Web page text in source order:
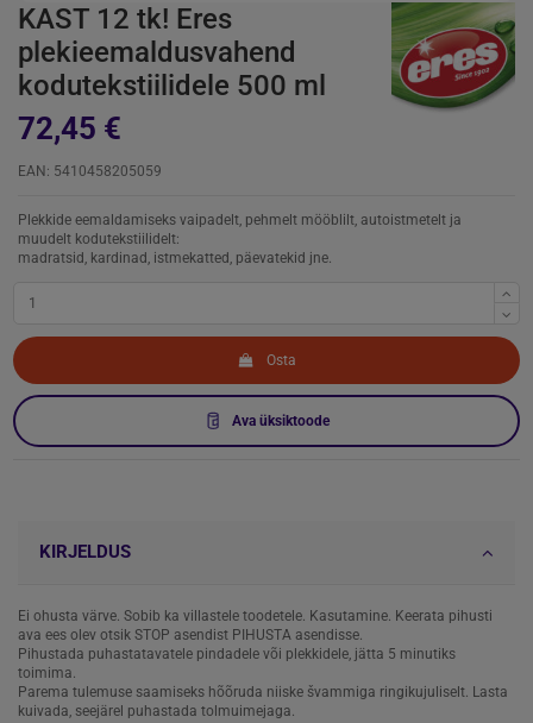
KAST 12 tk! Eres
plekieemaldusvahend
kodutekstiilidele 500 ml
72,45 €
EAN: 5410458205059
Plekkide eemaldamiseks vaipadelt, pehmelt mööblilt, autoistmetelt ja
muudelt kodutekstiilidelt:
madratsid, kardinad, istmekatted, päevatekid jne.
Osta
Ava üksiktoode
KIRJELDUS
Ei ohusta värve. Sobib ka villastele toodetele. Kasutamine. Keerata pihusti
ava ees olev otsik STOP asendist PIHUSTA asendisse.
Pihustada puhastatavatele pindadele või plekkidele, jätta 5 minutiks
toimima.
Parema tulemuse saamiseks hõõruda niiske švammiga ringikujuliselt. Lasta
kuivada, seejärel puhastada tolmuimejaga.